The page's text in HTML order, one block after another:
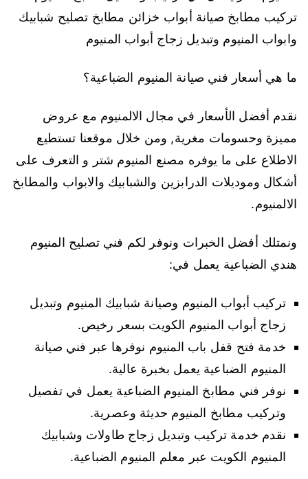
تركيب مطابخ صيانة أبواب خزائن مطابخ تصليح شبابيك
وابواب المنيوم وتبديل زجاج أبواب المنيوم
ما هي أسعار فني صيانة المنيوم الضباعية؟
نقدم أفضل الأسعار في مجال الالمنيوم مع عروض
مميزة وحسومات مغرية, ومن خلال موقعنا تستطيع
الاطلاع على ما يوفره مصنع المنيوم شتر و التعرف على
أشكال وموديلات الدرابزين والشبابيك والابواب والمطابخ
الالمنيوم.
ونمتلك أفضل الخبرات ونوفر لكم فني تصليح المنيوم
هندي الضباعية يعمل في:
تركيب أبواب المنيوم وصيانة شبابيك المنيوم وتبديل
زجاج أبواب المنيوم الكويت بسعر رخيص.
خدمة فتح قفل باب المنيوم نوفرها عبر فني صيانة
المنيوم الضباعية يعمل بخبرة عالية.
نوفر فني مطابخ المنيوم الضباعية يعمل في تفصيل
وتركيب مطابخ المنيوم حديثة وعصرية.
نقدم خدمة تركيب وتبديل زجاج طاولات وشبابيك
المنيوم الكويت عبر معلم المنيوم الضباعية.